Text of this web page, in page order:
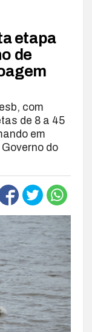
etapa
de
com
de 8 a 45
em
do